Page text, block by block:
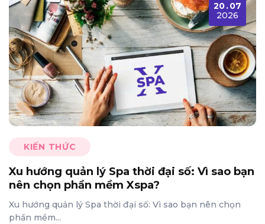
KIẾN THỨC
Xu hướng quản lý Spa thời đại số: Vì sao bạn
nên chọn phần mềm Xspa?
Xu hướng quản lý Spa thời đại số: Vì sao bạn nên chọn
phần mềm...
20.07
2026